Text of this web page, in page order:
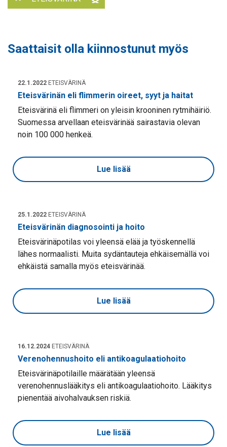
Saattaisit olla kiinnostunut myös
22.1.2022 ETEISVÄRINÄ
Eteisvärinän eli flimmerin oireet, syyt ja haitat
Eteisvärinä eli flimmeri on yleisin krooninen rytmihäiriö.
Suomessa arvellaan eteisvärinää sairastavia olevan
noin 100 000 henkeä.
Lue lisää
25.1.2022 ETEISVÄRINÄ
Eteisvärinän diagnosointi ja hoito
Eteisvärinäpotilas voi yleensä elää ja työskennellä
lähes normaalisti. Muita sydäntauteja ehkäisemällä voi
ehkäistä samalla myös eteisvärinää.
Lue lisää
16.12.2024 ETEISVÄRINÄ
Verenohennushoito eli antikoagulaatiohoito
Eteisvärinäpotilaille määrätään yleensä
verenohennuslääkitys eli antikoagulaatiohoito. Lääkitys
pienentää aivohalvauksen riskiä.
Lue lisää